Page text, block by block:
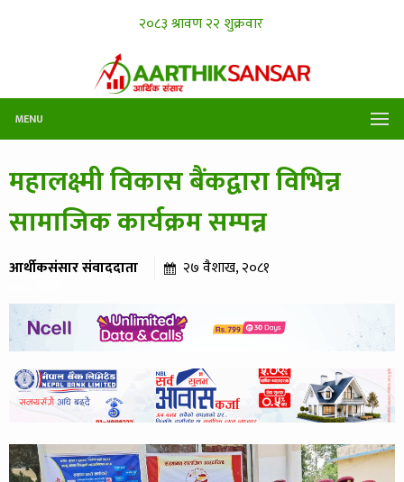
MENU
महालक्ष्मी विकास बैंकद्वारा विभिन्न
सामाजिक कार्यक्रम सम्पन्न
आर्थीकसंसार संवाददाता २७ वैशाख, २०८१